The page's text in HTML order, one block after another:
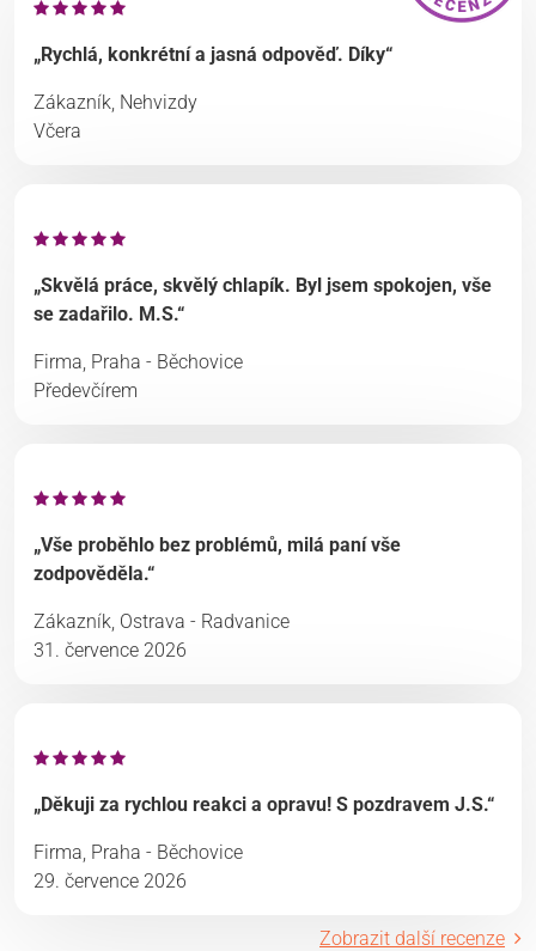
„Rychlá, konkrétní a jasná odpověď. Díky“
Zákazník, Nehvizdy
Včera
„Skvělá práce, skvělý chlapík. Byl jsem spokojen, vše
se zadařilo. M.S.“
Firma, Praha - Běchovice
Předevčírem
„Vše proběhlo bez problémů, milá paní vše
zodpověděla.“
Zákazník, Ostrava - Radvanice
31. července 2026
„Děkuji za rychlou reakci a opravu! S pozdravem J.S.“
Firma, Praha - Běchovice
29. července 2026
Zobrazit další recenze